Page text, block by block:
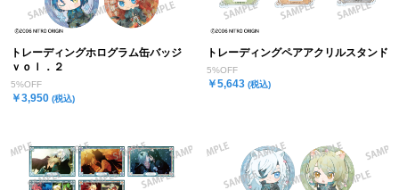
トレーディングホログラム缶バッジ
ｖｏｌ．２
5%OFF
￥3,950 (税込)
トレーディングペアアクリルスタンド
5%OFF
￥5,643 (税込)